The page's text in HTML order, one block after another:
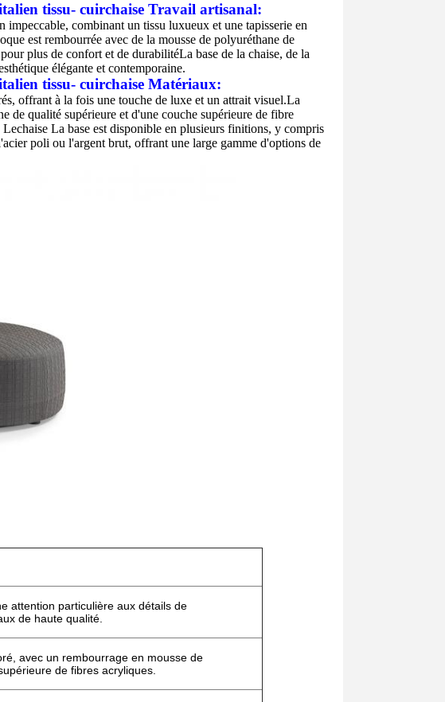
tissu- cuirchaise Travail artisanal:
impeccable, combinant un tissu luxueux et une tapisserie en
est rembourrée avec de la mousse de polyuréthane de
plus de confort et de durabilitéLa base de la chaise, de la
élégante et contemporaine.
tissu- cuirchaise Matériaux:
offrant à la fois une touche de luxe et un attrait visuel.La
de qualité supérieure et d'une couche supérieure de fibre
Lechaise La base est disponible en plusieurs finitions, y compris
poli ou l'argent brut, offrant une large gamme d'options de
attention particulière aux détails de
de haute qualité.
avec un rembourrage en mousse de
de fibres acryliques.